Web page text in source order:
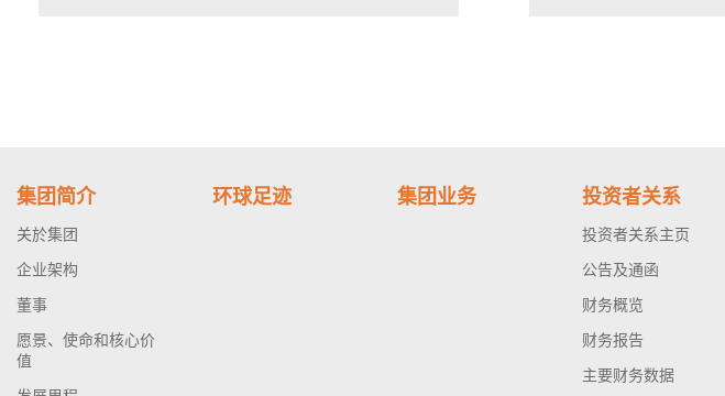
集团简介
关於集团
企业架构
董事
愿景、使命和核心价
值
环球足迹 集团业务 投资者关系
投资者关系主页
公告及通函
财务概览
财务报告
主要财务数据